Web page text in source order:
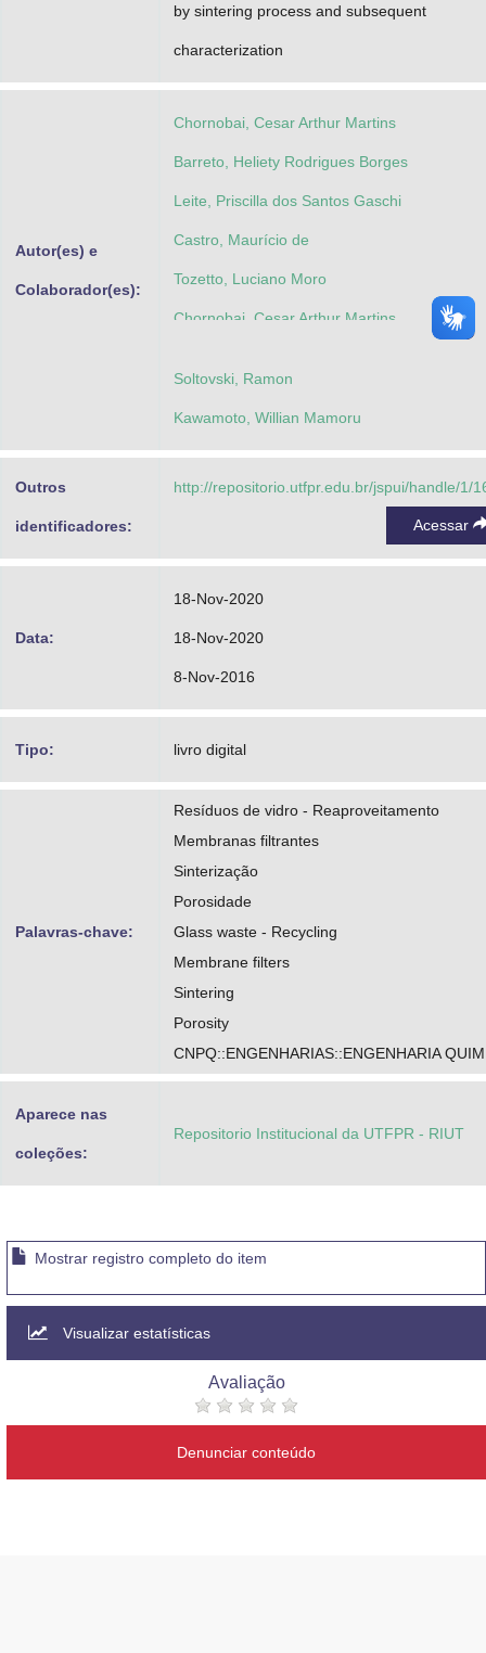
by sintering process and subsequent
characterization
Autor(es) e
Colaborador(es):
Chornobai, Cesar Arthur Martins
Barreto, Heliety Rodrigues Borges
Leite, Priscilla dos Santos Gaschi
Castro, Maurício de
Tozetto, Luciano Moro
Chornobai, Cesar Arthur Martins
Soltovski, Ramon
Kawamoto, Willian Mamoru
Outros
identificadores:
http://repositorio.utfpr.edu.br/jspui/handle/1/
Acessar
Data:
18-Nov-2020
18-Nov-2020
8-Nov-2016
Tipo: livro digital
Palavras-chave:
Resíduos de vidro - Reaproveitamento
Membranas filtrantes
Sinterização
Porosidade
Glass waste - Recycling
Membrane filters
Sintering
Porosity
CNPQ::ENGENHARIAS::ENGENHARIA
Aparece nas
coleções:
Repositorio Institucional da UTFPR - RIUT
Mostrar registro completo do item
Visualizar estatísticas
Avaliação
Denunciar conteúdo